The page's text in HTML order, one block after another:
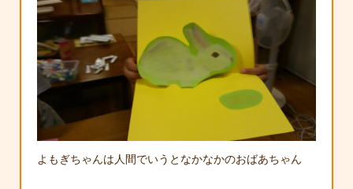
よもぎちゃんは人間でいうとなかなかのおばあちゃん